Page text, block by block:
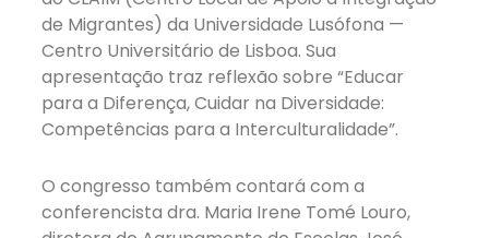
de Migrantes) da Universidade Lusófona —
Centro Universitário de Lisboa. Sua
apresentação traz reflexão sobre “Educar
para a Diferença, Cuidar na Diversidade:
Competências para a Interculturalidade”.
O congresso também contará com a
conferencista dra. Maria Irene Tomé Louro,